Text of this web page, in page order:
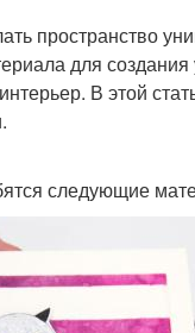
пространство
для
В этой
следующие